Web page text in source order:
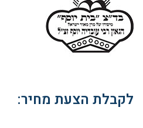
לקבלת הצעת מחיר: